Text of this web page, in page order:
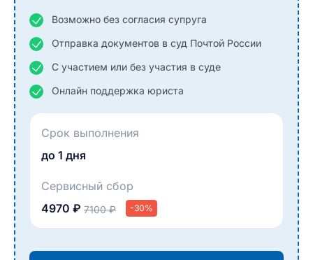
Возможно без согласия супруга
Отправка документов в суд Почтой России
С участием или без участия в суде
Онлайн поддержка юриста
Срок выполнения
до 1 дня
Сервисный сбор
4970 ₽ 7100 ₽ -30%